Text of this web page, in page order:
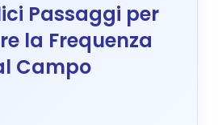
Passaggi per
la Frequenza
Campo